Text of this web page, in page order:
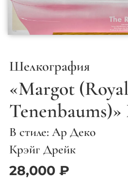
Шелкография
«Margot (Royal
В стиле: Ар Деко
Крэйг Дрейк
28,000₽